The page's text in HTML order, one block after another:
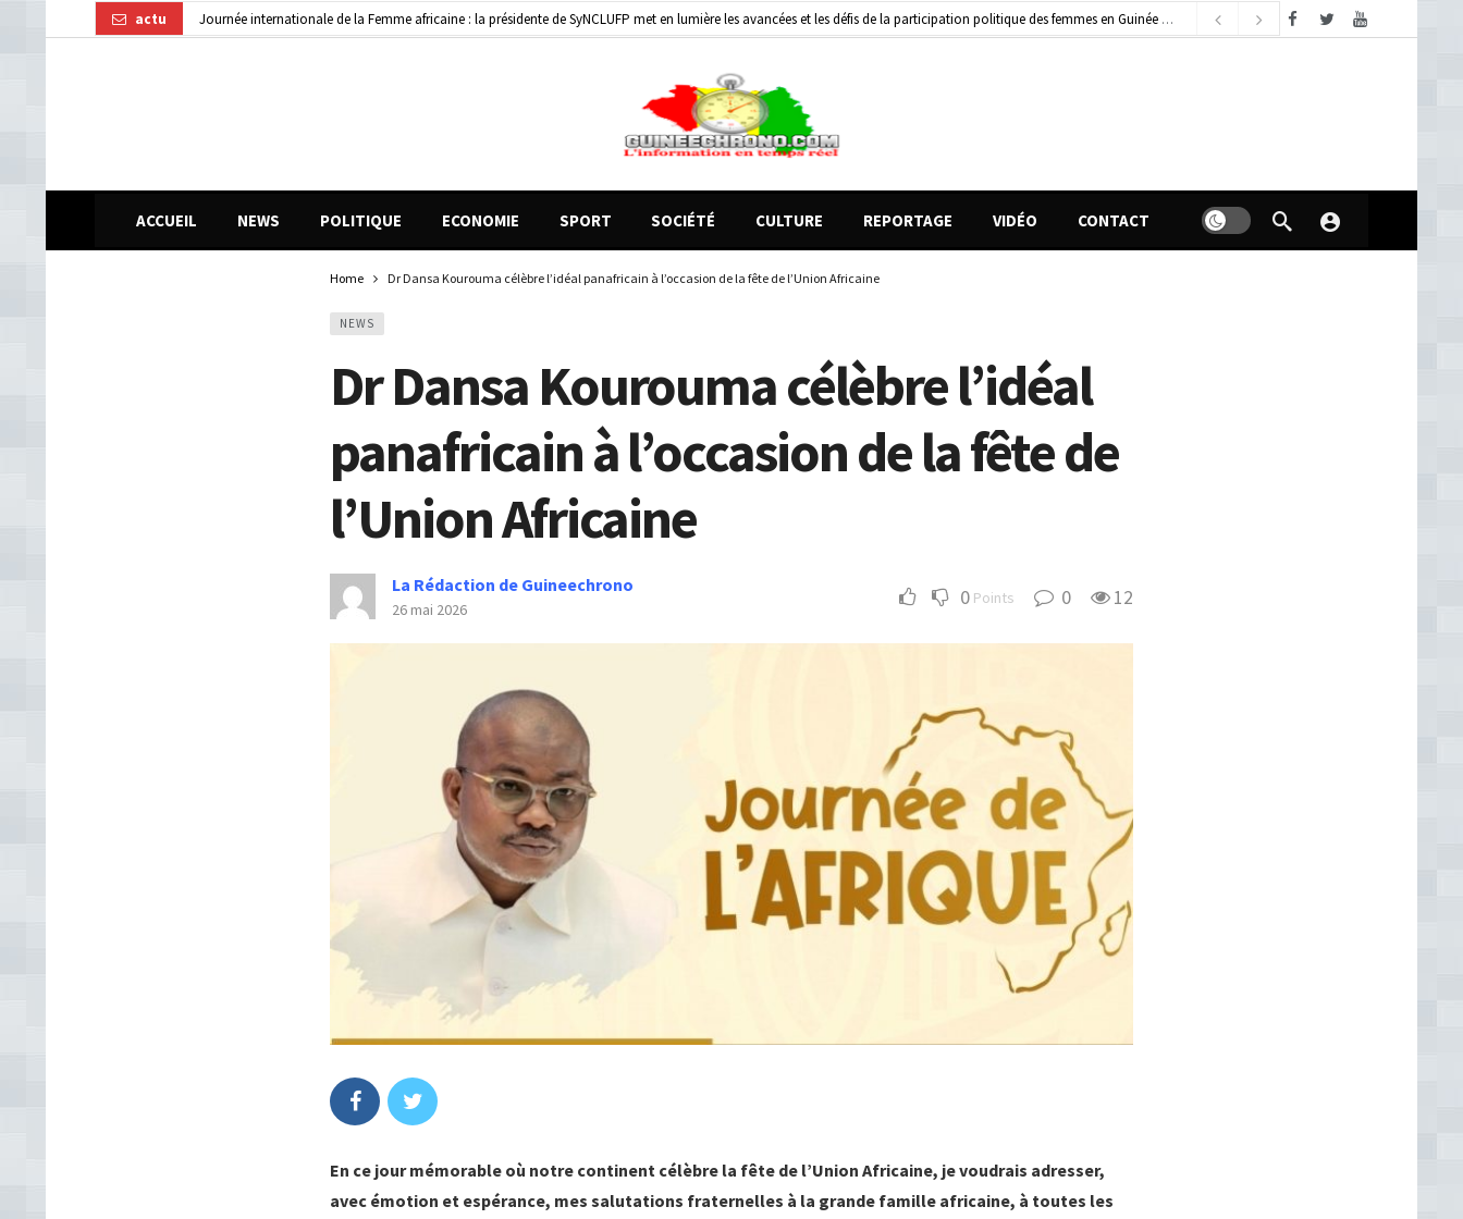
actu
Guinée : 11 présumés membres d’un réseau de vol de motos présentés, 12 engins saisis par les Services spéciaux
2 jours ago
dimanche, août 9, 2026
ACCUEIL NEWS POLITIQUE ECONOMIE SPORT SOCIÉTÉ CULTURE REPORTAGE VIDÉO CONTACT
Home Dr Dansa Kourouma célèbre l’idéal panafricain à l’occasion de la fête de l’Union Africaine
NEWS
Dr Dansa Kourouma célèbre l’idéal
panafricain à l’occasion de la fête de
l’Union Africaine
La Rédaction de Guineechrono
26 mai 2026 0 Points 0 12
En ce jour mémorable où notre continent célèbre la fête de l’Union Africaine, je voudrais adresser,
avec émotion et espérance, mes salutations fraternelles à la grande famille africaine, à toutes les